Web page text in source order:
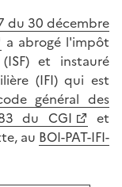
du 30 décembre
a abrogé l'impôt
et instauré
(IFI) qui est
général des
du CGI
et
au BOI-PAT-IFI-